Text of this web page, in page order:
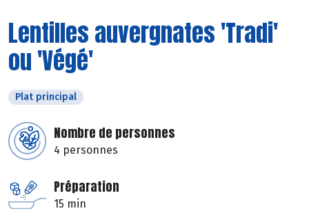
Lentilles auvergnates 'Tradi'
ou 'Végé'
Plat principal
Nombre de personnes
4 personnes
Préparation
15 min